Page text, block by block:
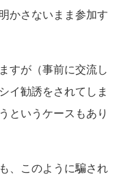
かさないまま参加す
すが（事前に交流し
イ勧誘をされてしま
というケースもあり
、このように騙され